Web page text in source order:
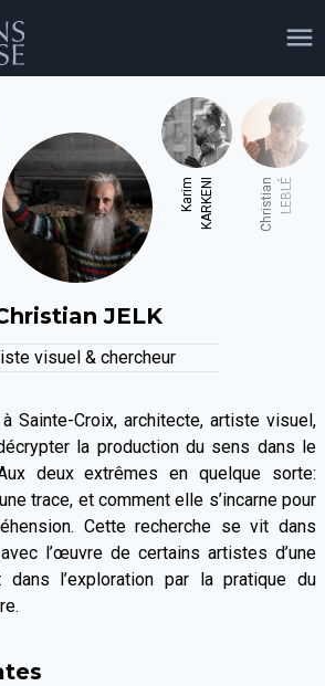
projets shop
tel facebook
Karim KARKENI Christian LEBLÉ
JELK
visuel & chercheur
Sainte-Croix, architecte, artiste visuel,
la production du sens dans le
deux extrêmes en quelque sorte:
trace, et comment elle s’incarne pour
Cette recherche se vit dans
l’œuvre de certains artistes d’une
dans l’exploration par la pratique du